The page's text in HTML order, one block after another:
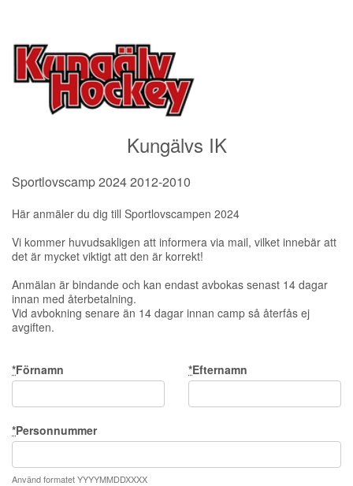
Kungälvs IK
Sportlovscamp 2024 2012-2010
Här anmäler du dig till Sportlovscampen 2024
Vi kommer huvudsakligen att informera via mail, vilket innebär att
det är mycket viktigt att den är korrekt!
Anmälan är bindande och kan endast avbokas senast 14 dagar
innan med återbetalning.
Vid avbokning senare än 14 dagar innan camp så återfås ej
avgiften.
*Förnamn *Efternamn
*Personnummer
Använd formatet YYYYMMDDXXXX